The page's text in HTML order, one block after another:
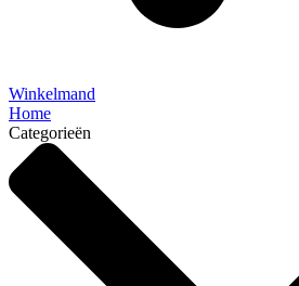
Winkelmand
Home
Categorieën